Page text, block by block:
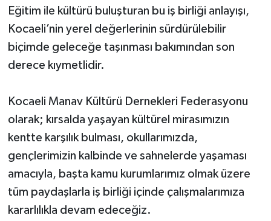
Eğitim ile kültürü buluşturan bu iş birliği anlayışı,
Kocaeli’nin yerel değerlerinin sürdürülebilir
biçimde geleceğe taşınması bakımından son
derece kıymetlidir.
Kocaeli Manav Kültürü Dernekleri Federasyonu
olarak; kırsalda yaşayan kültürel mirasımızın
kentte karşılık bulması, okullarımızda,
gençlerimizin kalbinde ve sahnelerde yaşaması
amacıyla, başta kamu kurumlarımız olmak üzere
tüm paydaşlarla iş birliği içinde çalışmalarımıza
kararlılıkla devam edeceğiz.